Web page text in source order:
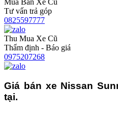
Mua Bán Xe Cũ
Tư vấn trả góp
0825597777
Thu Mua Xe Cũ
Thẩm định - Báo giá
0975207268
Giá bán xe Nissan
tại.